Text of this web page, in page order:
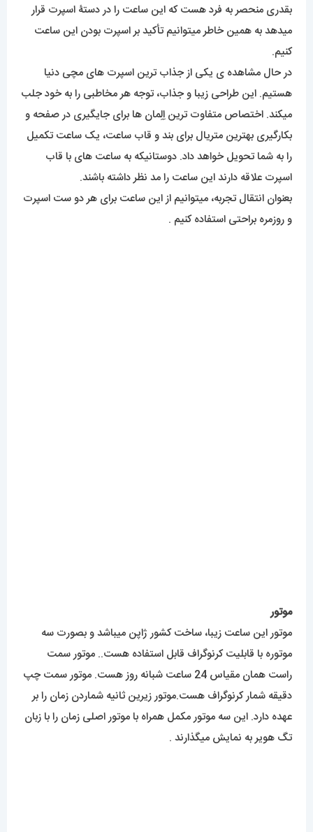
بقدری منحصر به فرد هست که این ساعت را در دستۀ اسپرت قرار
میدهد به همین خاطر میتوانیم تأکید بر اسپرت بودن این ساعت
کنیم.
در حال مشاهده ی یکی از جذاب ترین اسپرت های مچی دنیا
هستیم. این طراحی زیبا و جذاب، توجه هر مخاطبی را به خود جلب
میکند. اختصاص متفاوت ترین اِلِمان ها برای جایگیری در صفحه و
بکارگیری بهترین متریال برای بند و قاب ساعت، یک ساعت تکمیل
را به شما تحویل خواهد داد. دوستانیکه به ساعت های با قاب
اسپرت علاقه دارند این ساعت را مد نظر داشته باشند.
بعنوان انتقال تجربه، میتوانیم از این ساعت برای هر دو ست اسپرت
و روزمره براحتی استفاده کنیم .
موتور
موتور این ساعت زیبا، ساخت کشور ژاپن میباشد و بصورت سه
موتوره با قابلیت کرنوگراف قابل استفاده هست.. موتور سمت
راست همان مقیاس 24 ساعت شبانه روز هست. موتور سمت چپ
دقیقه شمار کرنوگراف هست.موتور زیرین ثانیه شماردن زمان را بر
عهده دارد. این سه موتور مکمل همراه با موتور اصلی زمان را با زبان
تگ هویر به نمایش میگذارند .